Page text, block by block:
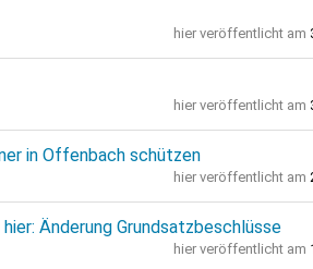
hier veröffentlicht am
hier veröffentlicht am
in Offenbach schützen
hier veröffentlicht am
Änderung Grundsatzbeschlüsse
hier veröffentlicht am